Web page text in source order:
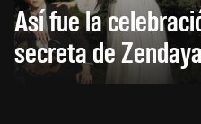
Así fue la
secreta de